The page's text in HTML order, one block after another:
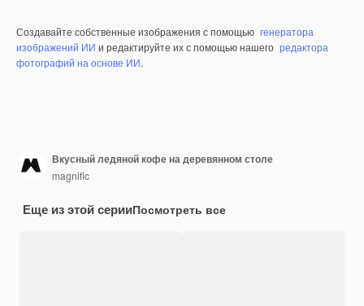
Создавайте собственные изображения с помощью генератора
изображений ИИ и редактируйте их с помощью нашего редактора
фотографий на основе ИИ.
Вкусный ледяной кофе на деревянном столе
magnific
Еще из этой серииПосмотреть все